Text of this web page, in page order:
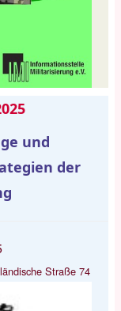
und
der
Straße 74